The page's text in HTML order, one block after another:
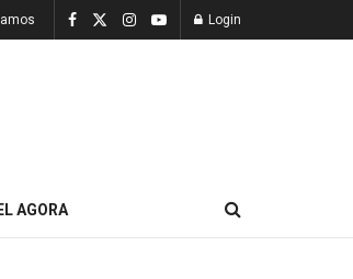
Login
EL AGORA